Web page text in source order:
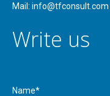
Mail: info@tfconsult.com
Write us
Name*